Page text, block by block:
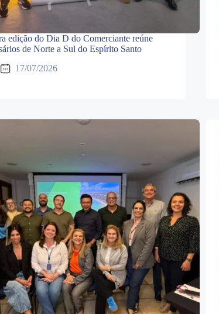
edição do Dia D do Comerciante reúne
de Norte a Sul do Espírito Santo
17/07/2026